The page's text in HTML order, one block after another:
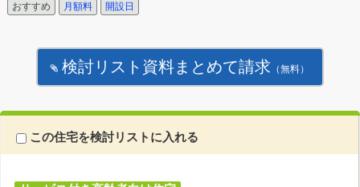
おすすめ 月額料 開設日
検討リスト資料まとめて請求 （無料）
この住宅を検討リストに入れる